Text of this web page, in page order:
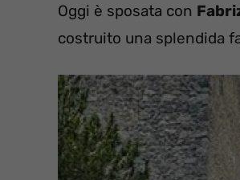
Oggi è sposata con
costruito una splendida